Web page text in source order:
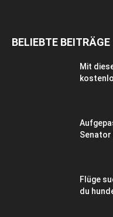
BELIEBTE BEITRÄGE
Mit
Senator
Flüge
du